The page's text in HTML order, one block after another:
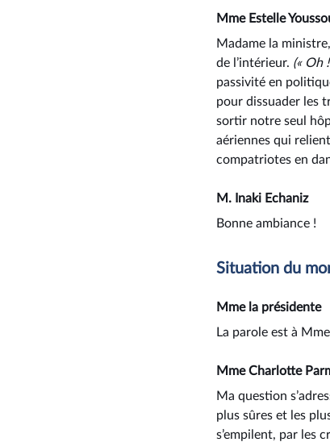
Mme Estelle
Madame la
de l’intérieur. (« Oh
passivité en
pour dissuader les
sortir notre seul
aériennes qui
compatriotes en
M. Inaki Echaniz
Bonne ambiance !
Situation du
Mme la présidente
La parole est à
Mme Charlotte
Ma question
plus sûres et les
s’empilent, par les